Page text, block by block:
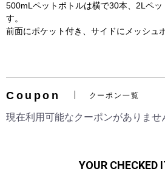
お買い物を続ける カ
500mLペットボトルは横で30本、2Lペッ
す。
前面にポケット付き、サイドにメッシュ
Coupon クーポン一覧
現在利用可能なクーポンがありませ
YOUR CHECKED